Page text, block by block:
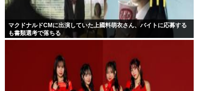
マクドナルドCMに出演していた上國料萌衣さん、バイトに応募する
も書類選考で落ちる